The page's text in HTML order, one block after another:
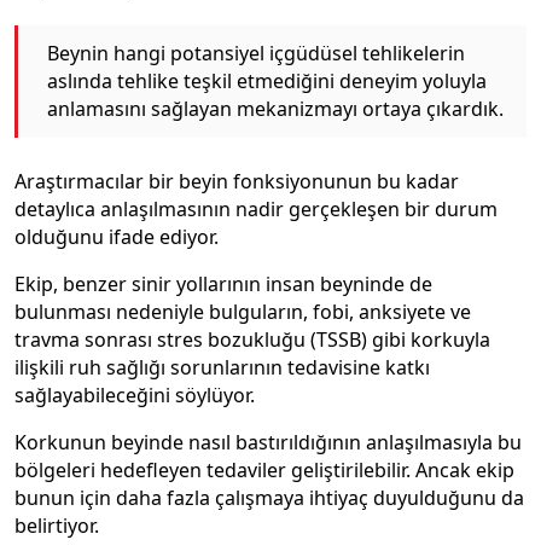
Beynin hangi potansiyel içgüdüsel tehlikelerin
aslında tehlike teşkil etmediğini deneyim yoluyla
anlamasını sağlayan mekanizmayı ortaya çıkardık.
Araştırmacılar bir beyin fonksiyonunun bu kadar
detaylıca anlaşılmasının nadir gerçekleşen bir durum
olduğunu ifade ediyor.
Ekip, benzer sinir yollarının insan beyninde de
bulunması nedeniyle bulguların, fobi, anksiyete ve
travma sonrası stres bozukluğu (TSSB) gibi korkuyla
ilişkili ruh sağlığı sorunlarının tedavisine katkı
sağlayabileceğini söylüyor.
Korkunun beyinde nasıl bastırıldığının anlaşılmasıyla bu
bölgeleri hedefleyen tedaviler geliştirilebilir. Ancak ekip
bunun için daha fazla çalışmaya ihtiyaç duyulduğunu da
belirtiyor.